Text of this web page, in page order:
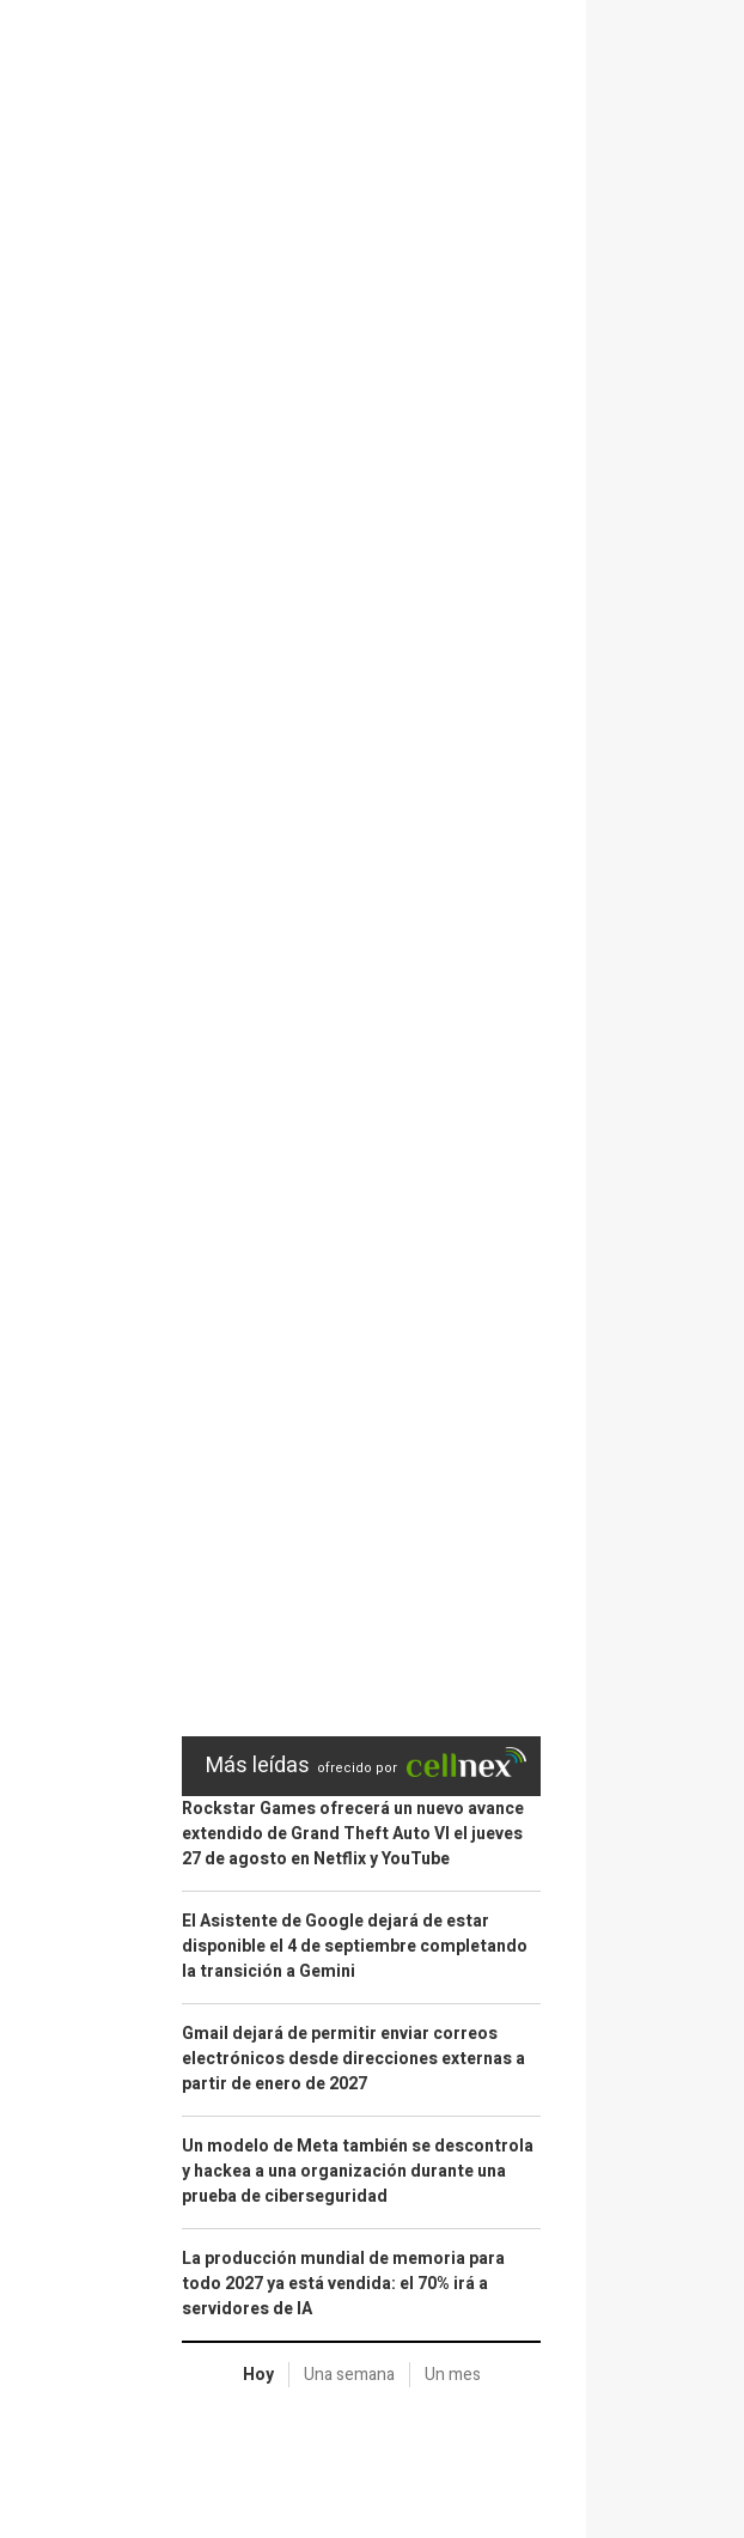
Más leídas ofrecido por
Rockstar Games ofrecerá un nuevo avance
extendido de Grand Theft Auto VI el jueves
27 de agosto en Netflix y YouTube
El Asistente de Google dejará de estar
disponible el 4 de septiembre completando
la transición a Gemini
Gmail dejará de permitir enviar correos
electrónicos desde direcciones externas a
partir de enero de 2027
Un modelo de Meta también se descontrola
y hackea a una organización durante una
prueba de ciberseguridad
La producción mundial de memoria para
todo 2027 ya está vendida: el 70% irá a
servidores de IA
Hoy Una semana Un mes